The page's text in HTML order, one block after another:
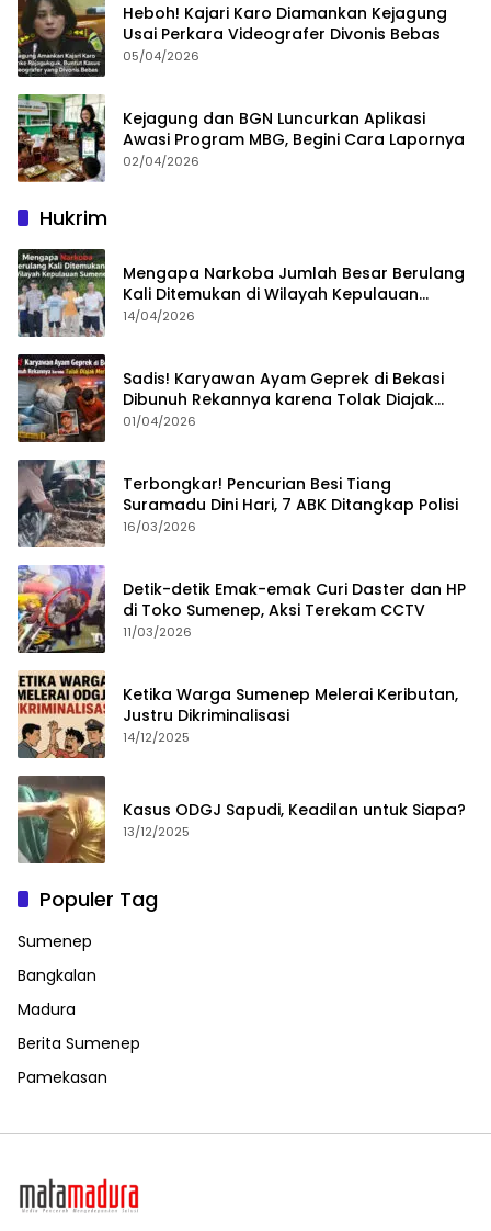
Heboh! Kajari Karo Diamankan Kejagung
Usai Perkara Videografer Divonis Bebas
05/04/2026
Kejagung dan BGN Luncurkan Aplikasi
Awasi Program MBG, Begini Cara Lapornya
02/04/2026
Hukrim
Mengapa Narkoba Jumlah Besar Berulang
Kali Ditemukan di Wilayah Kepulauan
Sumenep?
14/04/2026
Sadis! Karyawan Ayam Geprek di Bekasi
Dibunuh Rekannya karena Tolak Diajak
Merampok Majikan
01/04/2026
Terbongkar! Pencurian Besi Tiang
Suramadu Dini Hari, 7 ABK Ditangkap Polisi
16/03/2026
Detik-detik Emak-emak Curi Daster dan HP
di Toko Sumenep, Aksi Terekam CCTV
11/03/2026
Ketika Warga Sumenep Melerai Keributan,
Justru Dikriminalisasi
14/12/2025
Kasus ODGJ Sapudi, Keadilan untuk Siapa?
13/12/2025
Populer Tag
Sumenep
Bangkalan
Madura
Berita Sumenep
Pamekasan